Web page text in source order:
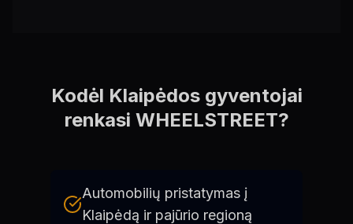
Kodėl Klaipėdos gyventojai
renkasi WHEELSTREET?
Automobilių pristatymas į
Klaipėdą ir pajūrio regioną